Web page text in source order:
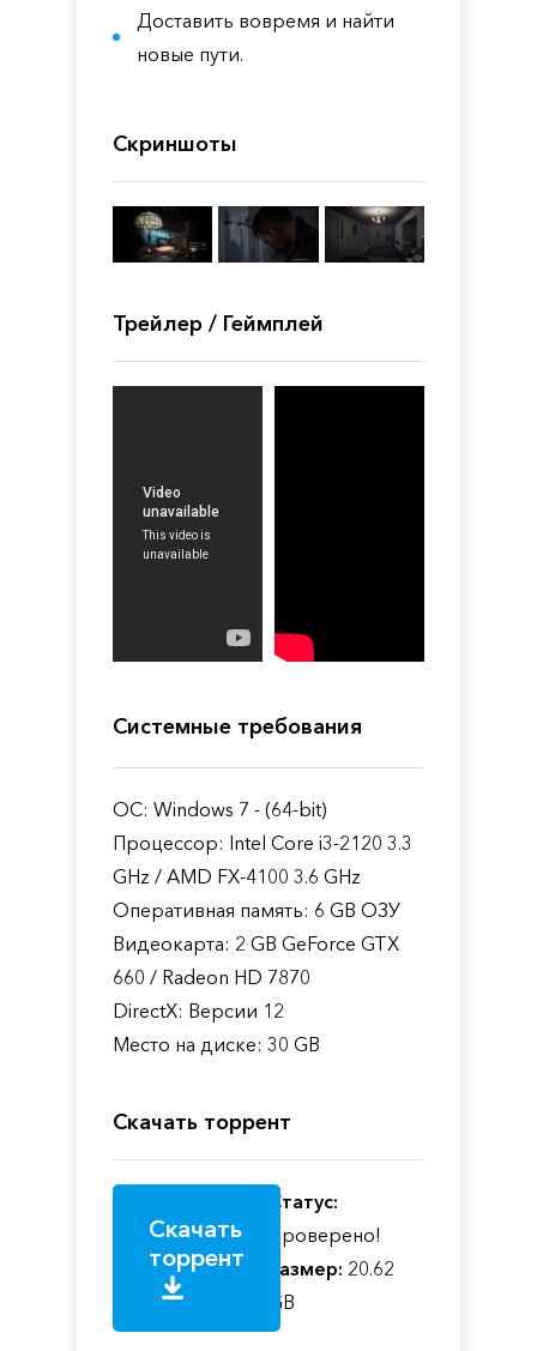
Доставить вовремя и найти
новые пути.
Скриншоты
Трейлер / Геймплей
Системные требования
ОС: Windows 7 - (64-bit)
Процессор: Intel Core i3-2120 3.3
GHz / AMD FX-4100 3.6 GHz
Оперативная память: 6 GB ОЗУ
Видеокарта: 2 GB GeForce GTX
660 / Radeon HD 7870
DirectX: Версии 12
Место на диске: 30 GB
Скачать торрент
Скачать
торрент
Статус:
Проверено!
Размер: 20.62
GB